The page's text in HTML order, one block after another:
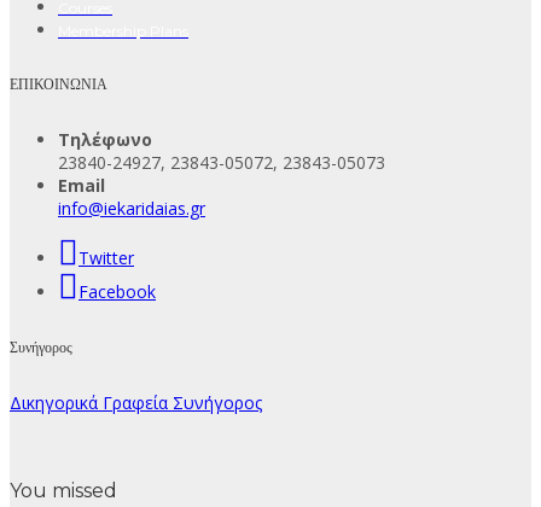
ΕΠΙΚΟΙΝΩΝΙΑ
Τηλέφωνο
23840-24927, 23843-05072, 23843-05073
Email
info@iekaridaias.gr
Twitter
Facebook
Συνήγορος
Δικηγορικά Γραφεία Συνήγορος
You missed